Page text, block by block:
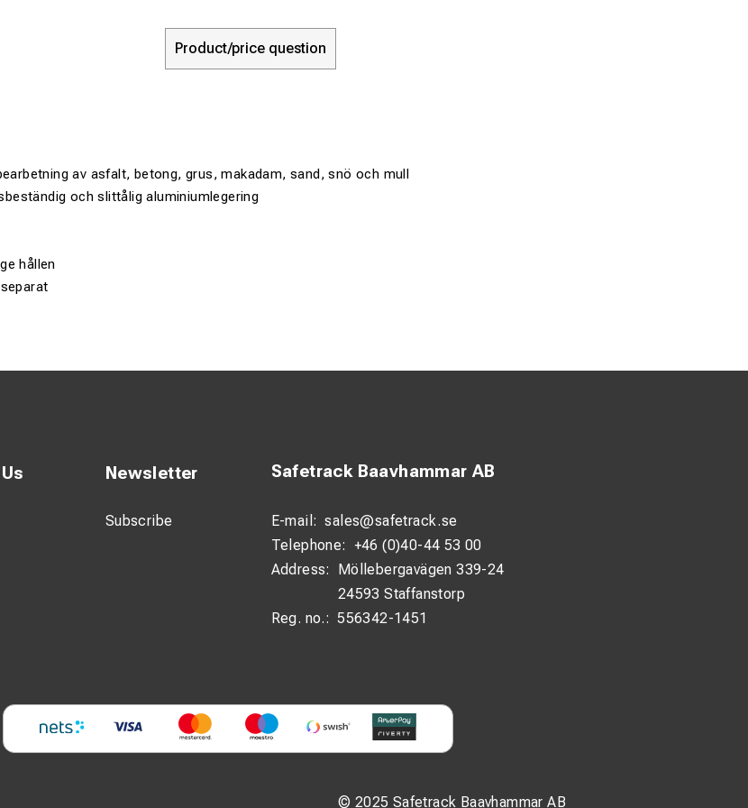
Product/price question
av asfalt, betong, grus, makadam, sand, snö och mull
och slittålig aluminiumlegering
hållen
Newsletter
Subscribe
© 2025 Safetrack Baavhammar AB
Safetrack Baavhammar AB
E-mail: sales@safetrack.se
Telephone: +46 (0)40-44 53 00
Address:
Möllebergavägen 339-24
24593 Staffanstorp
Reg. no.: 556342-1451